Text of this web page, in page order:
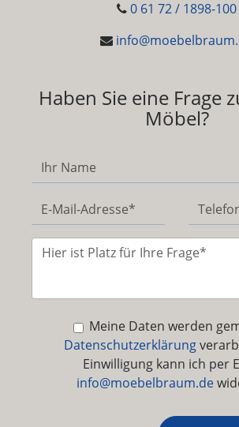
0 61 72 / 1898-100
Haben Sie eine Frage
Möbel?
Meine Daten werden
Datenschutzerklärung
Einwilligung kann ich per
info@moebelbraum.de